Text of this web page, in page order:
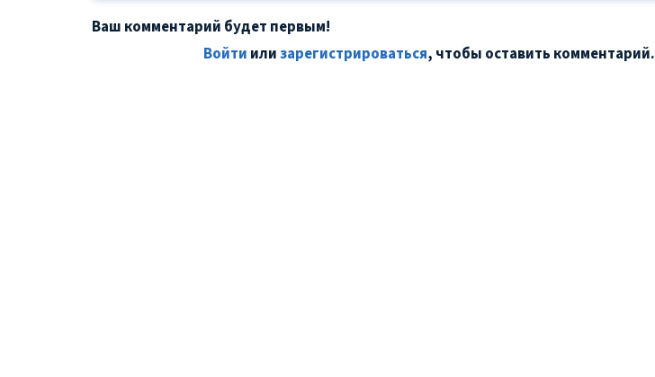
Ваш комментарий будет первым!
Войти илизарегистрироваться, чтобы оставить комментарий.